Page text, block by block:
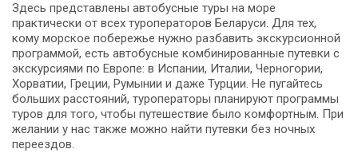
Здесь представлены автобусные туры на море
практически от всех туроператоров Беларуси. Для тех,
кому морское побережье нужно разбавить экскурсионной
программой, есть автобусные комбинированные путевки с
экскурсиями по Европе: в Испании, Италии, Черногории,
Хорватии, Греции, Румынии и даже Турции. Не пугайтесь
больших расстояний, туроператоры планируют программы
туров для того, чтобы путешествие было комфортным. При
желании у нас также можно найти путевки без ночных
переездов.